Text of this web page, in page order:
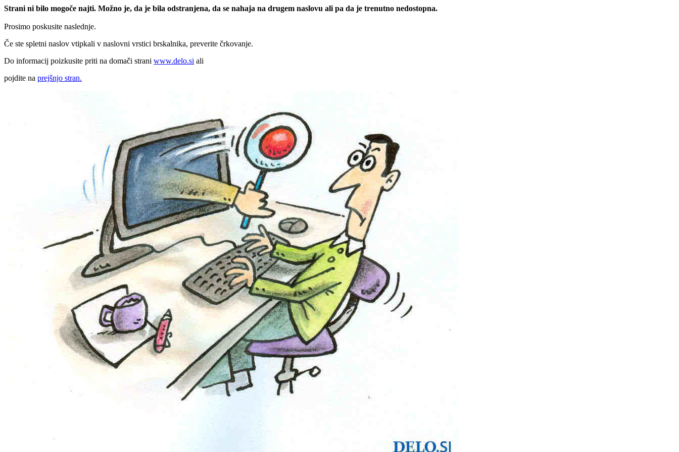
Strani ni bilo mogoče najti. Možno je, da je bila odstranjena, da se nahaja na drugem naslovu ali pa da je trenutno nedostopna.
Prosimo poskusite naslednje.
Če ste spletni naslov vtipkali v naslovni vrstici brskalnika, preverite črkovanje.
Do informacij poizkusite priti na domači strani www.delo.si ali
pojdite na prejšnjo stran.